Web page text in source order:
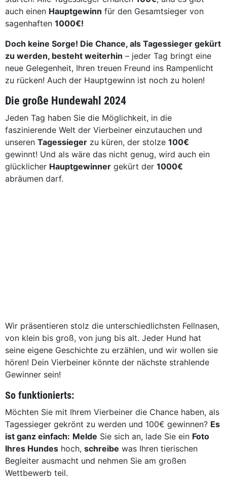
auch einen Hauptgewinn für den Gesamtsieger von
sagenhaften 1000€!
Doch keine Sorge! Die Chance, als Tagessieger gekürt
zu werden, besteht weiterhin – jeder Tag bringt eine
neue Gelegenheit, Ihren treuen Freund ins Rampenlicht
zu rücken! Auch der Hauptgewinn ist noch zu holen!
Die große Hundewahl 2024
Jeden Tag haben Sie die Möglichkeit, in die
faszinierende Welt der Vierbeiner einzutauchen und
unseren Tagessieger zu küren, der stolze 100€
gewinnt! Und als wäre das nicht genug, wird auch ein
glücklicher Hauptgewinner gekürt der 1000€
abräumen darf.
Wir präsentieren stolz die unterschiedlichsten Fellnasen,
von klein bis groß, von jung bis alt. Jeder Hund hat
seine eigene Geschichte zu erzählen, und wir wollen sie
hören! Dein Vierbeiner könnte der nächste strahlende
Gewinner sein!
So funktionierts:
Möchten Sie mit Ihrem Vierbeiner die Chance haben, als
Tagessieger gekrönt zu werden und 100€ gewinnen? Es
ist ganz einfach: Melde Sie sich an, lade Sie ein Foto
Ihres Hundes hoch, schreibe was Ihren tierischen
Begleiter ausmacht und nehmen Sie am großen
Wettbewerb teil.